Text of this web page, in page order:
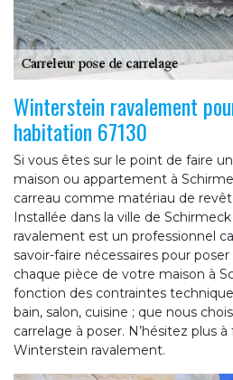
Winterstein ravalement
habitation 67130
Si vous êtes sur le point de faire
maison ou appartement à
carreau comme matériau de
Installée dans la ville de
ravalement est un professionnel
savoir-faire nécessaires pour
chaque pièce de votre maison à
fonction des contraintes
bain, salon, cuisine ; que nous
carrelage à poser. N’hésitez plus
Winterstein ravalement.